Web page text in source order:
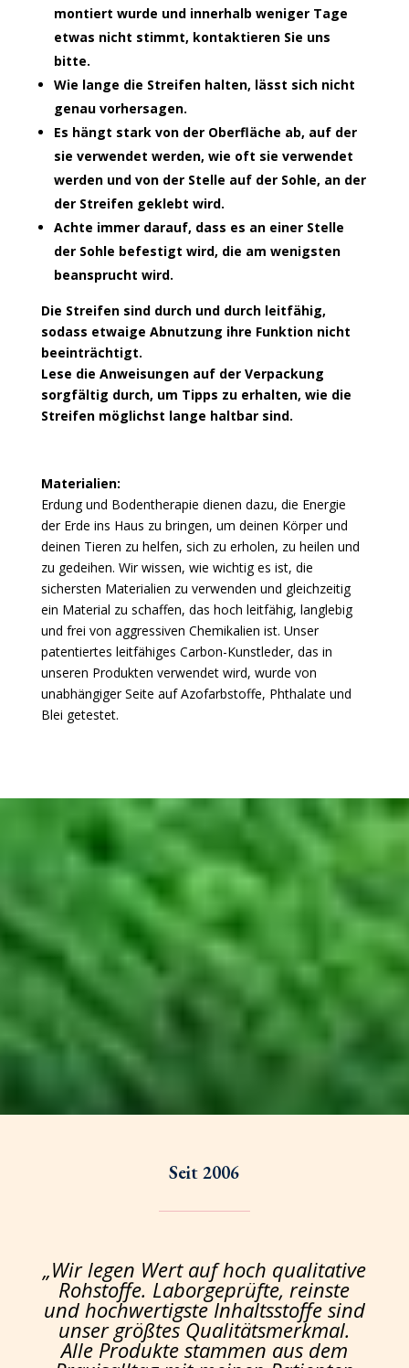
montiert wurde und innerhalb weniger Tage
etwas nicht stimmt, kontaktieren Sie uns
bitte.
Wie lange die Streifen halten, lässt sich nicht
genau vorhersagen.
Es hängt stark von der Oberfläche ab, auf der
sie verwendet werden, wie oft sie verwendet
werden und von der Stelle auf der Sohle, an der
der Streifen geklebt wird.
Achte immer darauf, dass es an einer Stelle
der Sohle befestigt wird, die am wenigsten
beansprucht wird.
Die Streifen sind durch und durch leitfähig,
sodass etwaige Abnutzung ihre Funktion nicht
beeinträchtigt.
Lese die Anweisungen auf der Verpackung
sorgfältig durch, um Tipps zu erhalten, wie die
Streifen möglichst lange haltbar sind.
Materialien:
Erdung und Bodentherapie dienen dazu, die Energie
der Erde ins Haus zu bringen, um deinen Körper und
deinen Tieren zu helfen, sich zu erholen, zu heilen und
zu gedeihen. Wir wissen, wie wichtig es ist, die
sichersten Materialien zu verwenden und gleichzeitig
ein Material zu schaffen, das hoch leitfähig, langlebig
und frei von aggressiven Chemikalien ist. Unser
patentiertes leitfähiges Carbon-Kunstleder, das in
unseren Produkten verwendet wird, wurde von
unabhängiger Seite auf Azofarbstoffe, Phthalate und
Blei getestet.
Seit 2006
„Wir legen Wert auf hoch qualitative
Rohstoffe. Laborgeprüfte, reinste
und hochwertigste Inhaltsstoffe sind
unser größtes Qualitätsmerkmal.
Alle Produkte stammen aus dem